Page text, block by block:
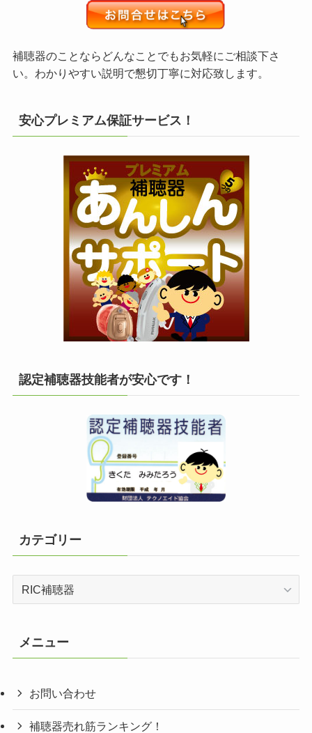
補聴器のことならどんなことでもお気軽にご相談下さ
い。わかりやすい説明で懇切丁寧に対応致します。
安心プレミアム保証サービス！
認定補聴器技能者が安心です！
カテゴリー
カ
メニュー
お問い合わせ
補聴器売れ筋ランキング！